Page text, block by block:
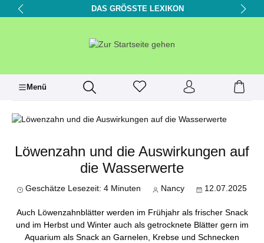
springen DAS GRÖSSTE LEXIKON
Menü
Löwenzahn und die Auswirkungen auf
die Wasserwerte
Geschätze Lesezeit: 4 Minuten Nancy 12.07.2025
Auch Löwenzahnblätter werden im Frühjahr als frischer Snack
und im Herbst und Winter auch als getrocknete Blätter gern im
Aquarium als Snack an Garnelen, Krebse und Schnecken